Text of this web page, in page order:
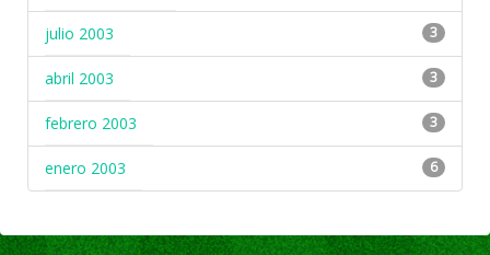
julio 2003 3
abril 2003 3
febrero 2003 3
enero 2003 6